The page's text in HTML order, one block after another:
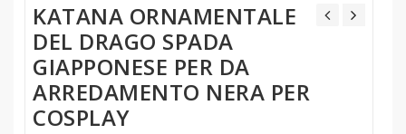
KATANA ORNAMENTALE
DEL DRAGO SPADA
GIAPPONESE PER DA
ARREDAMENTO NERA PER
COSPLAY